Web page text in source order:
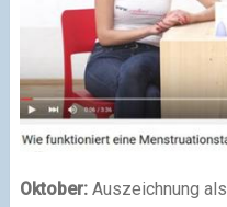
Oktober:Auszeichnung als